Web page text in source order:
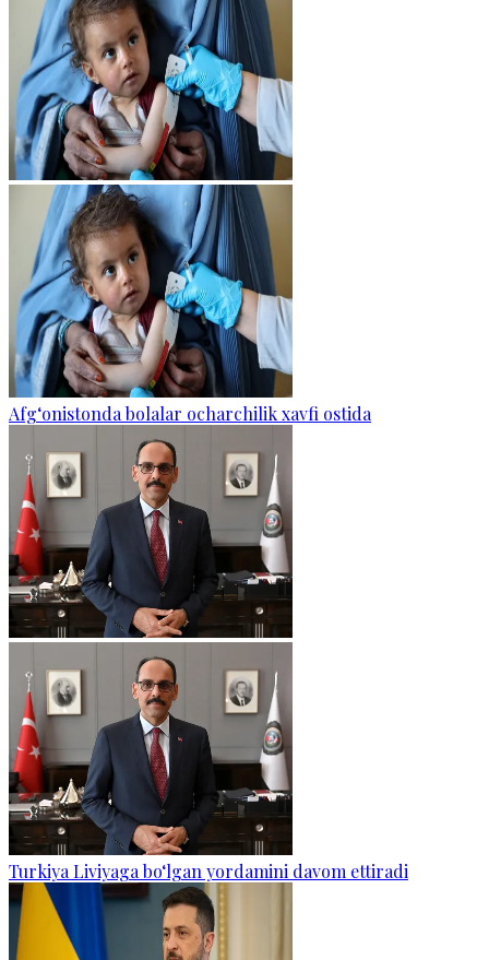
Afg‘onistonda bolalar ocharchilik xavfi ostida
Turkiya Liviyaga bo‘lgan yordamini davom ettiradi